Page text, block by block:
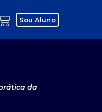
Sou Aluno
da